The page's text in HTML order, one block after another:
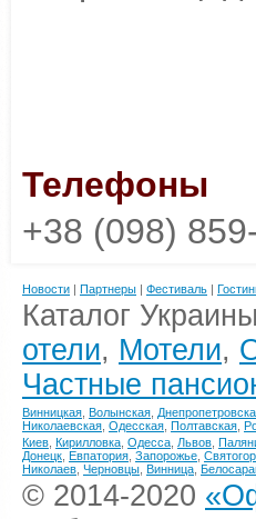
Телефоны
+38 (098)
Новости | Партнеры | Фестиваль |
Каталог
отели, Мотели,
Частные
Винницкая Волынская
Николаевская Одесская Полтавская
Киев Кирилловка Одесса Львов
Донецк Евпатория Запорожье
Николаев Черновцы Винница
© 2014-2020